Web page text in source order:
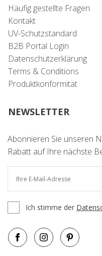
Häufig gestellte Fragen
Kontakt
UV-Schutzstandard
B2B Portal Login
Datenschutzerklärung
Terms & Conditions
Produktkonformität
NEWSLETTER
Abonnieren Sie unseren
Rabatt auf Ihre nächste
Ich stimme der